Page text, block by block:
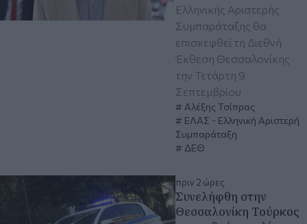
Ελληνικής Αριστερής
Συμπαράταξης θα
επισκεφθεί τη Διεθνή
Έκθεση Θεσσαλονίκης
την Τετάρτη 9
Σεπτεμβρίου
Αλέξης Τσίπρας
ΕΛΑΣ - Ελληνική Αριστερή
Συμπαράταξη
ΔΕΘ
πριν 2 ώρες
Συνελήφθη στην
Θεσσαλονίκη Τούρκος